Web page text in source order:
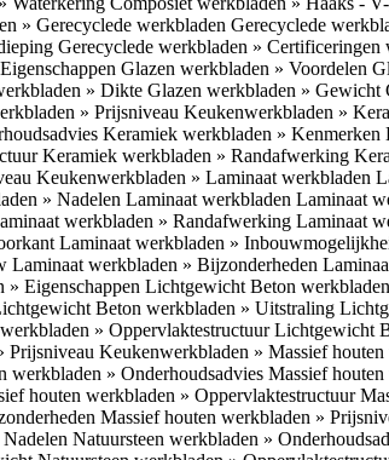
» Gerecyclede werkbladen Gerecyclede
Gerecyclede werkbladen » Certificeringen
Glazen werkbladen » Voordelen
» Dikte Glazen werkbladen » Gewicht
» Prijsniveau Keukenwerkbladen »
Keramiek werkbladen » Kenmerken
Keramiek werkbladen » Randafwerking
Keukenwerkbladen » Laminaat werkbladen
» Nadelen Laminaat werkbladen Laminaat
werkbladen » Randafwerking Laminaat
Laminaat werkbladen »
Laminaat werkbladen » Bijzonderheden
Eigenschappen Lichtgewicht Beton
Beton werkbladen » Uitstraling
» OppervlaktestructuurLichtgewicht
Prijsniveau Keukenwerkbladen » Massief houten
werkbladen » Onderhoudsadvies Massief
houten werkbladen » Oppervlaktestructuur
Massief houten werkbladen »
Natuursteen werkbladen »